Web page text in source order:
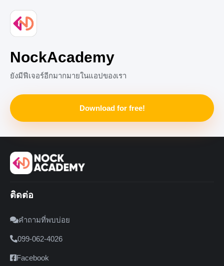
สามารถเปรียบเทียบเศษส่วนได้เร็วยิ่งขึ้น
NockAcademy
ยังมีฟีเจอร์อีกมากมายในแอปของเรา
Download for free!
ติดต่อ
คำถามที่พบบ่อย
099-062-4026
Facebook